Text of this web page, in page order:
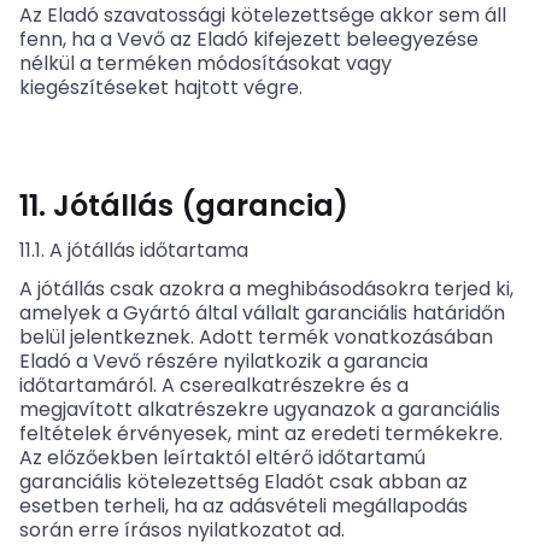
Az Eladó szavatossági kötelezettsége akkor sem áll
fenn, ha a Vevő az Eladó kifejezett beleegyezése
nélkül a terméken módosításokat vagy
kiegészítéseket hajtott végre.
11. Jótállás (garancia)
11.1. A jótállás időtartama
A jótállás csak azokra a meghibásodásokra terjed ki,
amelyek a Gyártó által vállalt garanciális határidőn
belül jelentkeznek. Adott termék vonatkozásában
Eladó a Vevő részére nyilatkozik a garancia
időtartamáról. A cserealkatrészekre és a
megjavított alkatrészekre ugyanazok a garanciális
feltételek érvényesek, mint az eredeti termékekre.
Az előzőekben leírtaktól eltérő időtartamú
garanciális kötelezettség Eladót csak abban az
esetben terheli, ha az adásvételi megállapodás
során erre írásos nyilatkozatot ad.